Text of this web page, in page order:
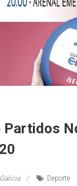
Partidos
Deporte